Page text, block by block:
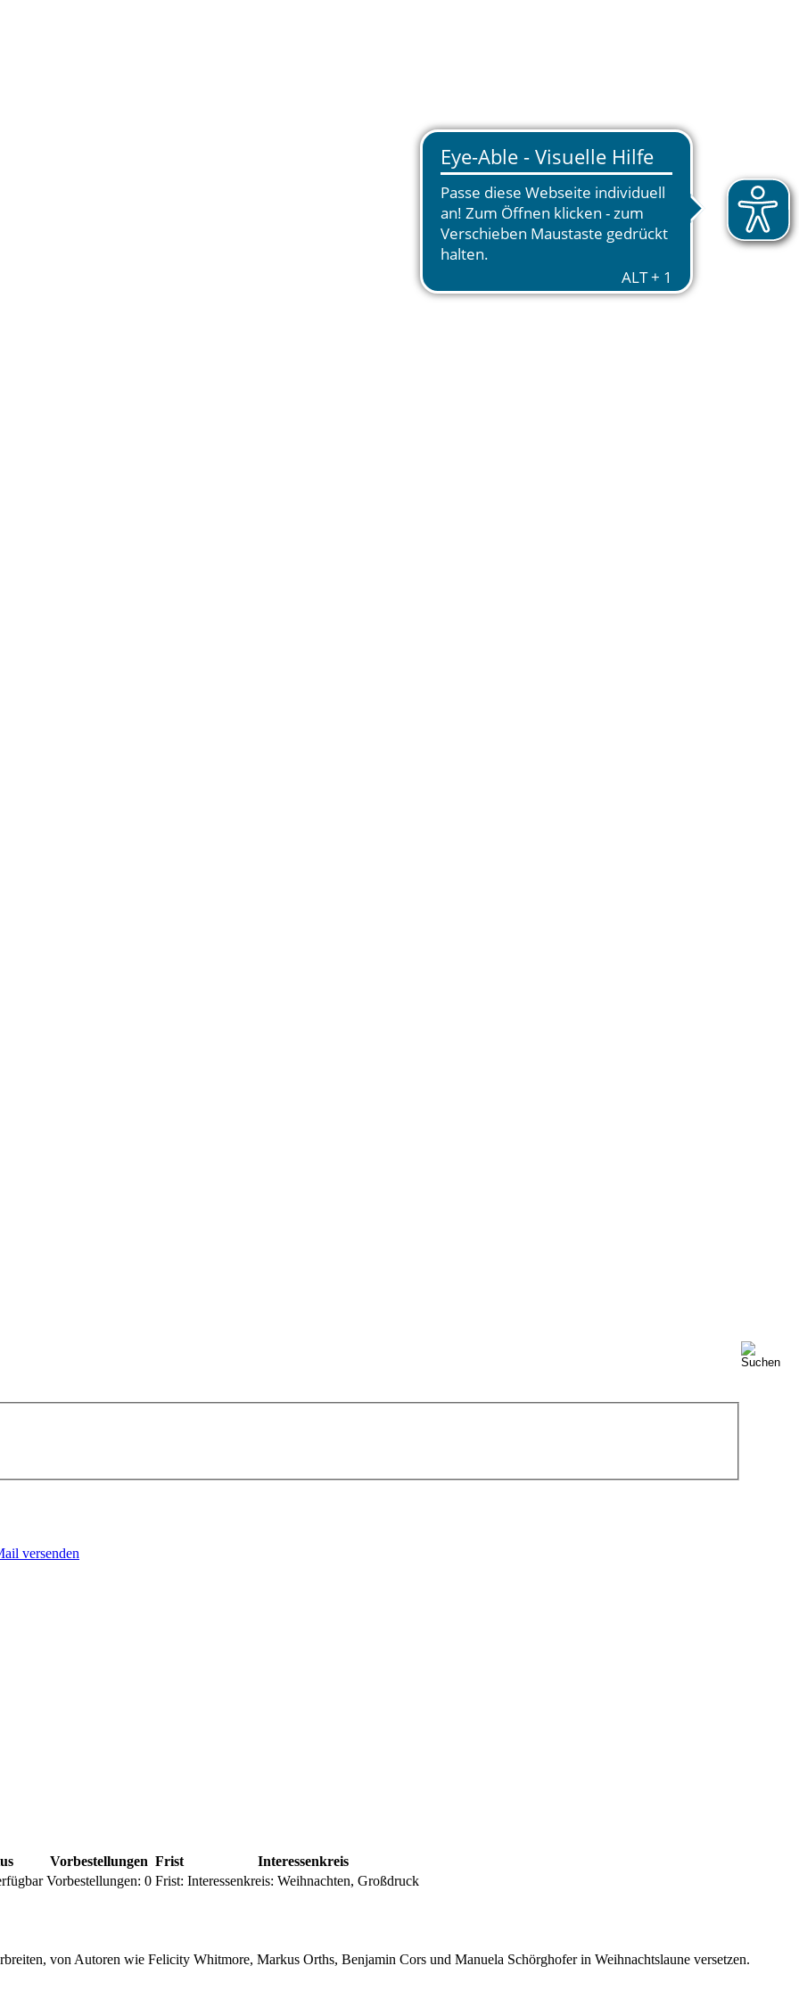
versenden
Vorbestellungen Frist
Interessenkreis
Vorbestellungen: 0 Frist: Interessenkreis: Weihnachten, Großdruck
von Autoren wie Felicity Whitmore, Markus Orths, Benjamin Cors und Manuela Schörghofer in Weihnachtslaune versetzen.